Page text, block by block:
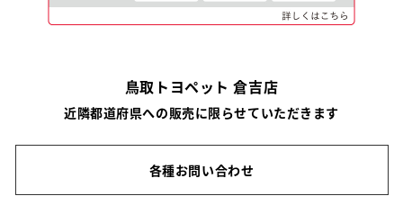
鳥取トヨペット 倉吉店
近隣都道府県への販売に限らせていただきます
各種お問い合わせ